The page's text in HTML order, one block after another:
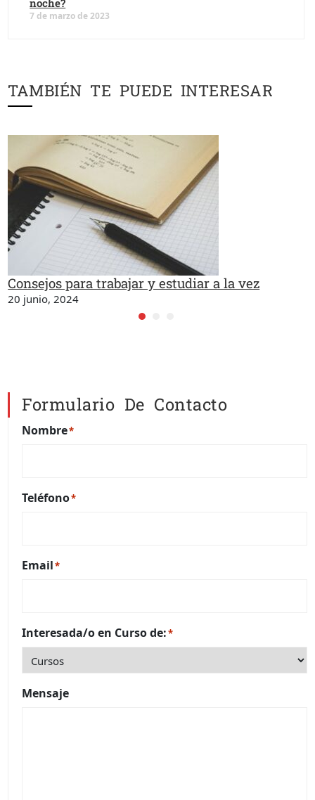
noche?
7 de marzo de 2023
TAMBIÉN TE PUEDE INTERESAR
Consejos para trabajar y estudiar a la vez
20 junio, 2024
Formulario De Contacto
Nombre*
Teléfono*
Email*
Interesada/o en Curso de:*
Mensaje